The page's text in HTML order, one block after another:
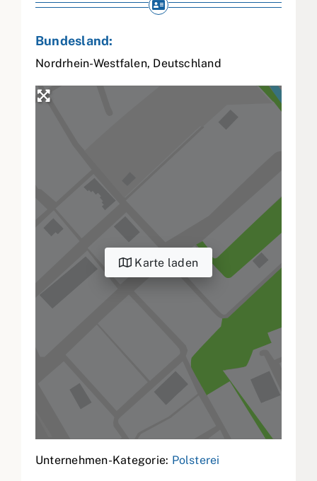
Bundesland:
Nordrhein-Westfalen, Deutschland
Karte laden
Unternehmen-Kategorie: Polsterei